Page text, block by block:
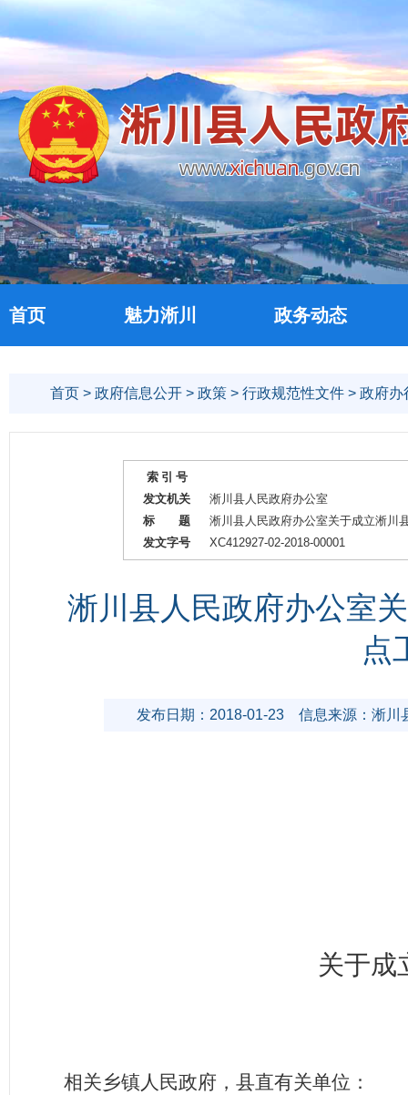
首页 魅力淅川 政务动态
首页 > 政府信息公开 > 政策 > 行政规范性文件 > 政府办
索 引 号
发文机关
淅川县人民政府办公室
标 题
淅川县人民政府办公室关于成立淅川
发文字号
XC412927-02-2018-00001
淅川县人民政府办公室
点
发布日期：2018-01-23 信息来源：淅川
关于成
相关乡镇人民政府，县直有关单位：